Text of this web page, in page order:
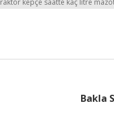
kepçe saatte kaç litre
Bakla